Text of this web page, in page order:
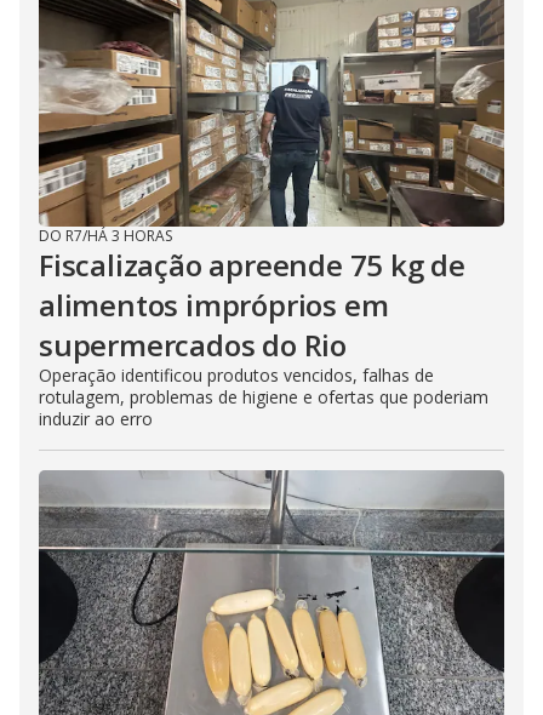
DO R7/HÁ 3 HORAS
Fiscalização apreende 75 kg de
alimentos impróprios em
supermercados do Rio
Operação identificou produtos vencidos, falhas de
rotulagem, problemas de higiene e ofertas que poderiam
induzir ao erro